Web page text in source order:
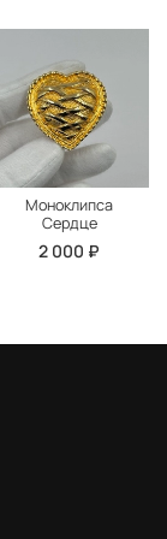
Моноклипса
Сердце
2 000 ₽